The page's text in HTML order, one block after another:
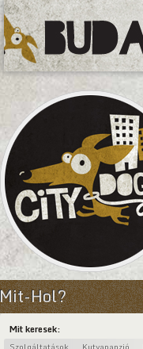
Mit-Hol?
Mit keresek: